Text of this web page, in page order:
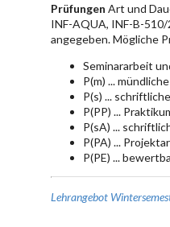
Prüfungen Art und
INF-AQUA, INF-B-
angegeben. Mögliche
Seminararbeit
P(m) ...
P(s) ...
P(PP) ...
P(sA) ...
P(PA) ...
P(PE) ...
Lehrangebot